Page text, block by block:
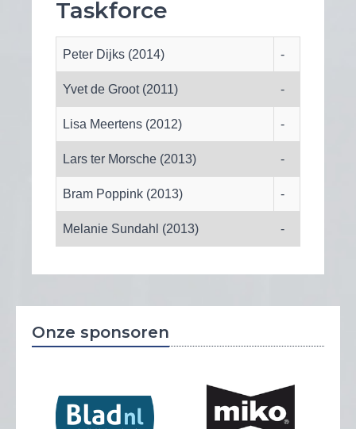
Taskforce
Peter Dijks (2014) -
Yvet de Groot (2011) -
Lisa Meertens (2012) -
Lars ter Morsche (2013) -
Bram Poppink (2013) -
Melanie Sundahl (2013) -
Onze sponsoren